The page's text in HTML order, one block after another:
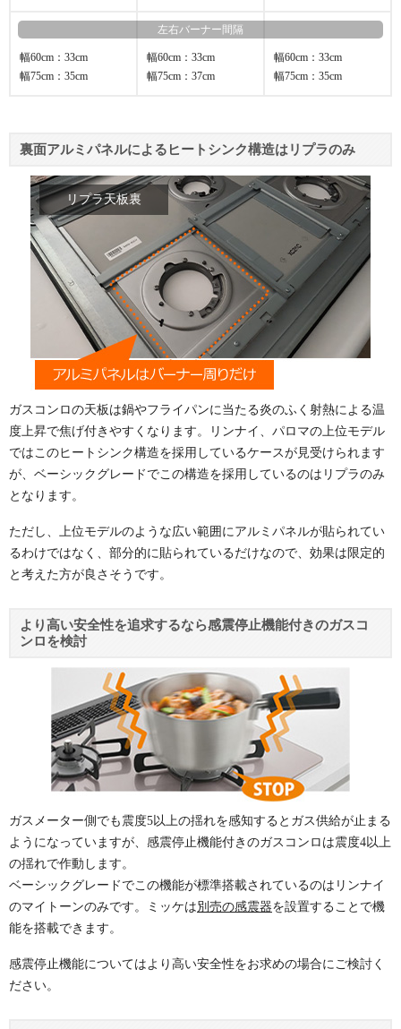
左右バーナー間隔
幅60cm：33cm
幅75cm：35cm
幅60cm：33cm
幅75cm：37cm
幅60cm：33cm
幅75cm：35cm
裏面アルミパネルによるヒートシンク構造はリプラのみ
リプラ天板裏
ガスコンロの天板は鍋やフライパンに当たる炎のふく射熱による温
度上昇で焦げ付きやすくなります。リンナイ、パロマの上位モデル
ではこのヒートシンク構造を採用しているケースが見受けられます
が、ベーシックグレードでこの構造を採用しているのはリプラのみ
となります。
ただし、上位モデルのような広い範囲にアルミパネルが貼られてい
るわけではなく、部分的に貼られているだけなので、効果は限定的
と考えた方が良さそうです。
より高い安全性を追求するなら感震停止機能付きのガスコ
ンロを検討
ガスメーター側でも震度5以上の揺れを感知するとガス供給が止まる
ようになっていますが、感震停止機能付きのガスコンロは震度4以上
の揺れで作動します。
ベーシックグレードでこの機能が標準搭載されているのはリンナイ
のマイトーンのみです。ミッケは別売の感震器を設置することで機
能を搭載できます。
感震停止機能についてはより高い安全性をお求めの場合にご検討く
ださい。